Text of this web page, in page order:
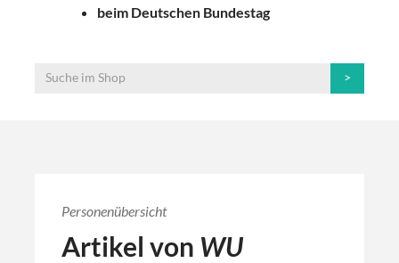
beim Deutschen Bundestag
Personenübersicht
Artikel von WU